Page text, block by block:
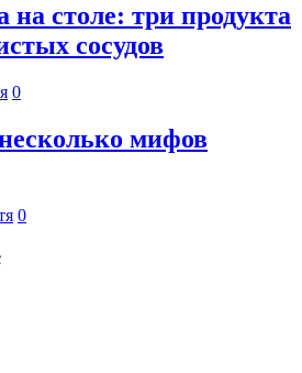
на столе: три продукта
сосудов
0
мифов
0